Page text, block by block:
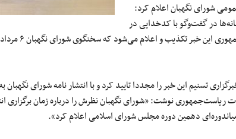
شورای نگهبان اعلام کرد:
در گفت‌وگو با کدخدایی در
خصوص دور دوازدهم انتخابات
عصر روز ۶ مرداد ماه خبرگزاری تسنیم این خبر را مجددا تایید کرد و با انتشار نامه شورای
ریاست‌جمهوری نوشت: «شورای نگهبان نظرش را درباره زمان برگزاری
دهمین دوره مجلس شورای اسلامی اعلام کرد».